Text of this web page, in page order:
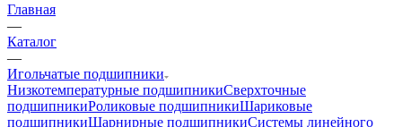
Главная
—
Каталог
—
Игольчатые подшипники
Низкотемпературные подшипникиСверхточные
подшипникиРоликовые подшипникиШариковые
подшипникиШарнирные подшипникиСистемы линейного